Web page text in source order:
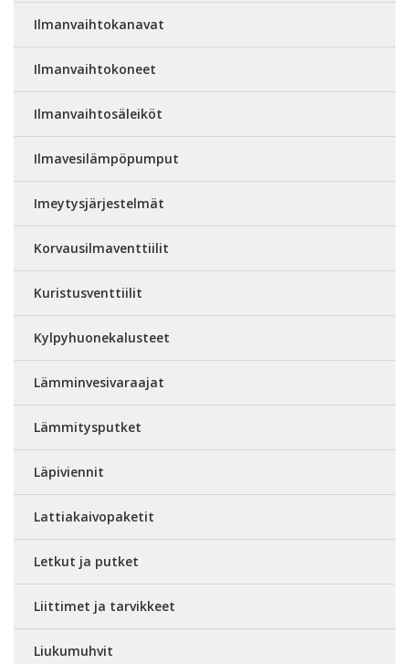
Ilmanvaihtokanavat
Ilmanvaihtokoneet
Ilmanvaihtosäleiköt
Ilmavesilämpöpumput
Imeytysjärjestelmät
Korvausilmaventtiilit
Kuristusventtiilit
Kylpyhuonekalusteet
Lämminvesivaraajat
Lämmitysputket
Läpiviennit
Lattiakaivopaketit
Letkut ja putket
Liittimet ja tarvikkeet
Liukumuhvit